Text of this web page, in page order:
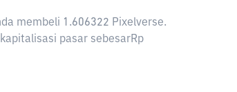
membeli 1.606322 Pixelverse.
pasar sebesarRp